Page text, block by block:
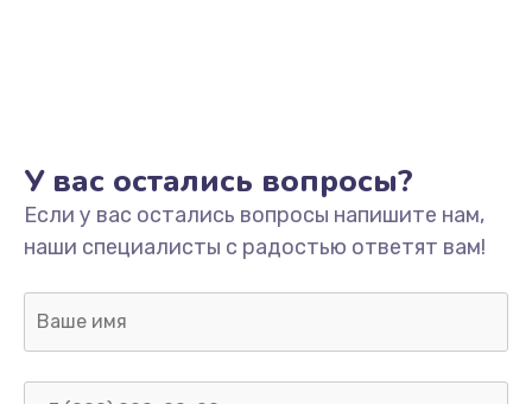
Замена/Pемонт карбюратора
1300 руб.
Заказать
Ремонт капиллярной трубки
400 руб.
У вас остались вопросы?
Если у вас остались вопросы напишите нам,
наши специалисты с радостью ответят вам!